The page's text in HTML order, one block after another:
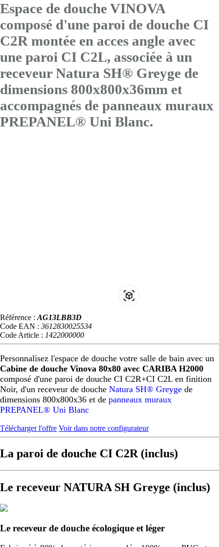
Espace de douche VINOVA
composé d'une paroi de douche CI
C2R montée en acces angle avec
une paroi CI C2L, associée à un
receveur Natura SH® Greyge de
dimensions 800x800x36mm et
accompagnés de panneaux muraux
PREPANEL® Uni Blanc.
Référence : AG13LBB3D
Code EAN : 3612830025534
Code Article : 1422000000
Personnalisez l'espace de douche votre salle de bain avec un
Cabine de douche Vinova 80x80 avec CARIBA H2000
composé d'une paroi de douche CI C2R+CI C2L en finition
Noir, d'un receveur de douche Natura SH® Greyge de
dimensions 800x800x36 et de panneaux muraux
PREPANEL® Uni Blanc
Télécharger l'offre Voir dans notre configurateur
La paroi de douche CI C2R (inclus)
Le receveur NATURA SH Greyge (inclus)
Le receveur de douche écologique et léger